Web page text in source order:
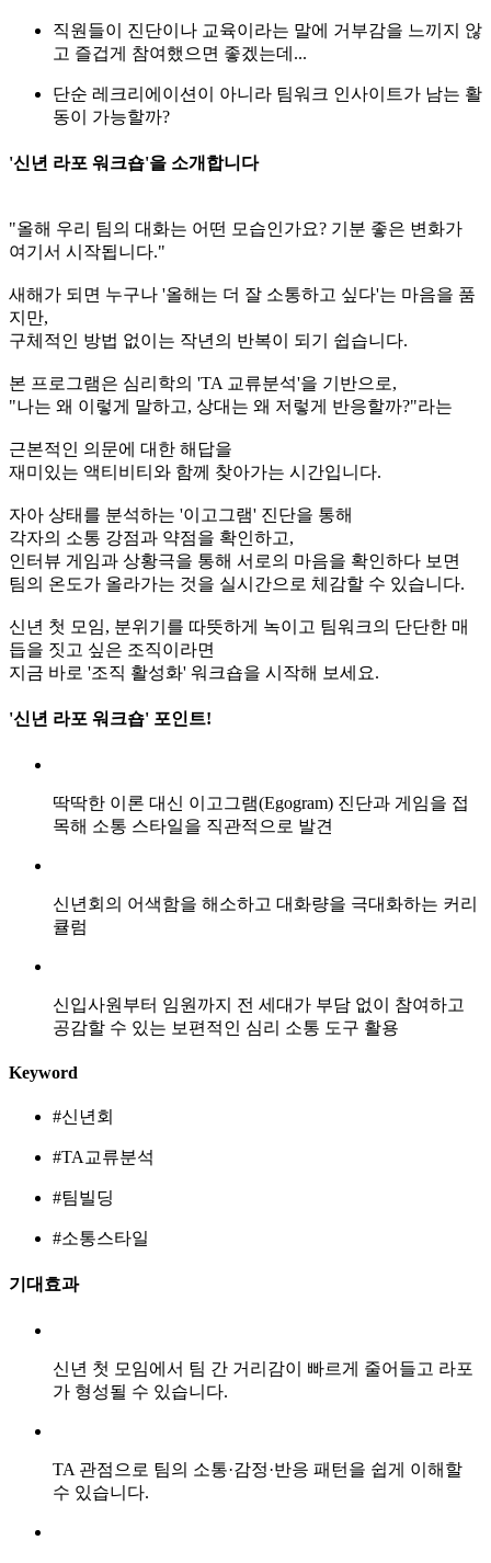
직원들이 진단이나 교육이라는 말에 거부감을 느끼지 않
고 즐겁게 참여했으면 좋겠는데...
단순 레크리에이션이 아니라 팀워크 인사이트가 남는 활
동이 가능할까?
'신년 라포 워크숍'을 소개합니다
"올해 우리 팀의 대화는 어떤 모습인가요? 기분 좋은 변화가
여기서 시작됩니다."
새해가 되면 누구나 '올해는 더 잘 소통하고 싶다'는 마음을 품
지만,
구체적인 방법 없이는 작년의 반복이 되기 쉽습니다.
본 프로그램은 심리학의 'TA 교류분석'을 기반으로,
"나는 왜 이렇게 말하고, 상대는 왜 저렇게 반응할까?"라는
근본적인 의문에 대한 해답을
재미있는 액티비티와 함께 찾아가는 시간입니다.
자아 상태를 분석하는 '이고그램' 진단을 통해
각자의 소통 강점과 약점을 확인하고,
인터뷰 게임과 상황극을 통해 서로의 마음을 확인하다 보면
팀의 온도가 올라가는 것을 실시간으로 체감할 수 있습니다.
신년 첫 모임, 분위기를 따뜻하게 녹이고 팀워크의 단단한 매
듭을 짓고 싶은 조직이라면
지금 바로 '조직 활성화' 워크숍을 시작해 보세요.
'신년 라포 워크숍' 포인트!
딱딱한 이론 대신 이고그램(Egogram) 진단과 게임을 접
목해 소통 스타일을 직관적으로 발견
신년회의 어색함을 해소하고 대화량을 극대화하는 커리
큘럼
신입사원부터 임원까지 전 세대가 부담 없이 참여하고
공감할 수 있는 보편적인 심리 소통 도구 활용
Keyword
#신년회
#TA교류분석
#팀빌딩
#소통스타일
기대효과
신년 첫 모임에서 팀 간 거리감이 빠르게 줄어들고 라포
가 형성될 수 있습니다.
TA 관점으로 팀의 소통·감정·반응 패턴을 쉽게 이해할
수 있습니다.